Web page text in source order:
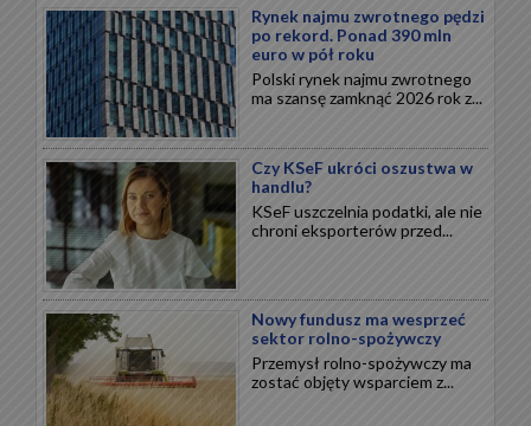
Rynek najmu zwrotnego pędzi
po rekord. Ponad 390 mln
euro w pół roku
Polski rynek najmu zwrotnego
ma szansę zamknąć 2026 rok z...
Czy KSeF ukróci oszustwa w
handlu?
KSeF uszczelnia podatki, ale nie
chroni eksporterów przed...
Nowy fundusz ma wesprzeć
sektor rolno-spożywczy
Przemysł rolno-spożywczy ma
zostać objęty wsparciem z...